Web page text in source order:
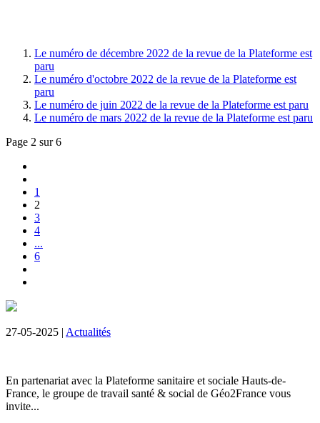
Le numéro de décembre 2022 de la revue de la Plateforme est
paru
Le numéro d'octobre 2022 de la revue de la Plateforme est
paru
Le numéro de juin 2022 de la revue de la Plateforme est paru
Le numéro de mars 2022 de la revue de la Plateforme est paru
Page 2 sur 6
1
2
3
4
...
6
27-05-2025 | Actualités
En partenariat avec la Plateforme sanitaire et sociale Hauts-de-
France, le groupe de travail santé & social de Géo2France vous
invite...